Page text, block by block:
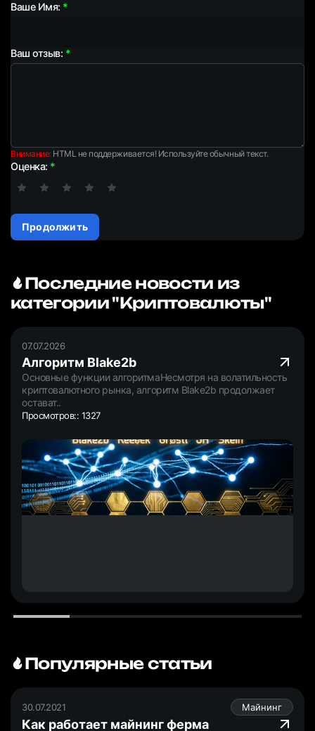
Ваше Имя:
Ваш отзыв:
Внимание:HTML не поддерживается! Используйте обычный текст.
Оценка:
Продолжить
Последние новости из
категории "Криптовалюты"
07.07.2026
Алгоритм Blake2b
Основные функции алгоритмаНесмотря на волатильность
криптовалютного рынка, алгоритм Blake2b продолжает
остават..
Просмотров:: 1327
Популярные статьи
30.07.2021 Майнинг
Как работает майнинг ферма